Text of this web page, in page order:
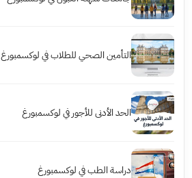
التأمين الصحي للطلاب في لوكسمبورغ
الحد الأدنى للأجور في لوكسمبورغ
دراسة الطب في لوكسمبورغ